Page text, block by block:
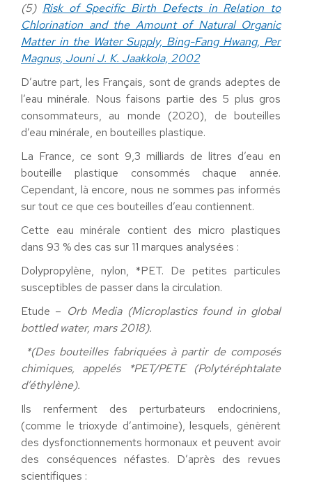
(5) Risk of Specific Birth Defects in Relation to
Chlorination and the Amount of Natural Organic
Matter in the Water Supply, Bing-Fang Hwang, Per
Magnus, Jouni J. K. Jaakkola, 2002
D’autre part, les Français, sont de grands adeptes de
l’eau minérale. Nous faisons partie des 5 plus gros
consommateurs, au monde (2020), de bouteilles
d’eau minérale, en bouteilles plastique.
La France, ce sont 9,3 milliards de litres d’eau en
bouteille plastique consommés chaque année.
Cependant, là encore, nous ne sommes pas informés
sur tout ce que ces bouteilles d’eau contiennent.
Cette eau minérale contient des micro plastiques
dans 93 % des cas sur 11 marques analysées :
Dolypropylène, nylon, *PET. De petites particules
susceptibles de passer dans la circulation.
Etude – Orb Media (Microplastics found in global
bottled water, mars 2018).
*(Des bouteilles fabriquées à partir de composés
chimiques, appelés *PET/PETE (Polytéréphtalate
d’éthylène).
Ils renferment des perturbateurs endocriniens,
(comme le trioxyde d’antimoine), lesquels, génèrent
des dysfonctionnements hormonaux et peuvent avoir
des conséquences néfastes. D’après des revues
scientifiques :